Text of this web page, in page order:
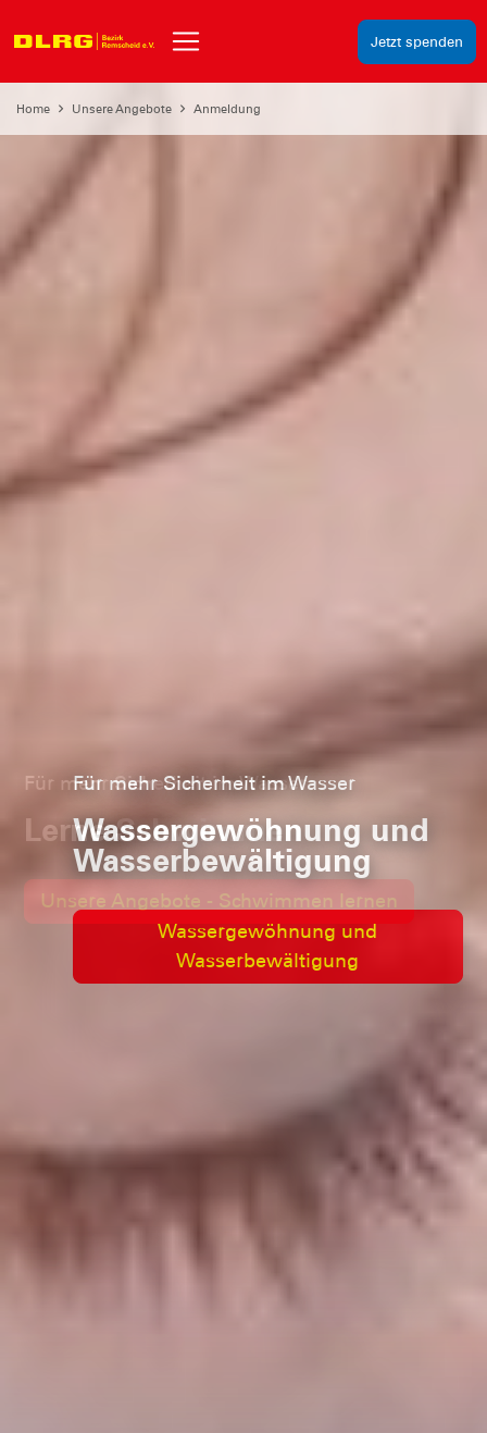
Jetzt spenden
Home Unsere Angebote Anmeldung
Für mehr Sicherheit im Wasser
Wassergewöhnung und
Wasserbewältigung
Wassergewöhnung und
Wasserbewältigung